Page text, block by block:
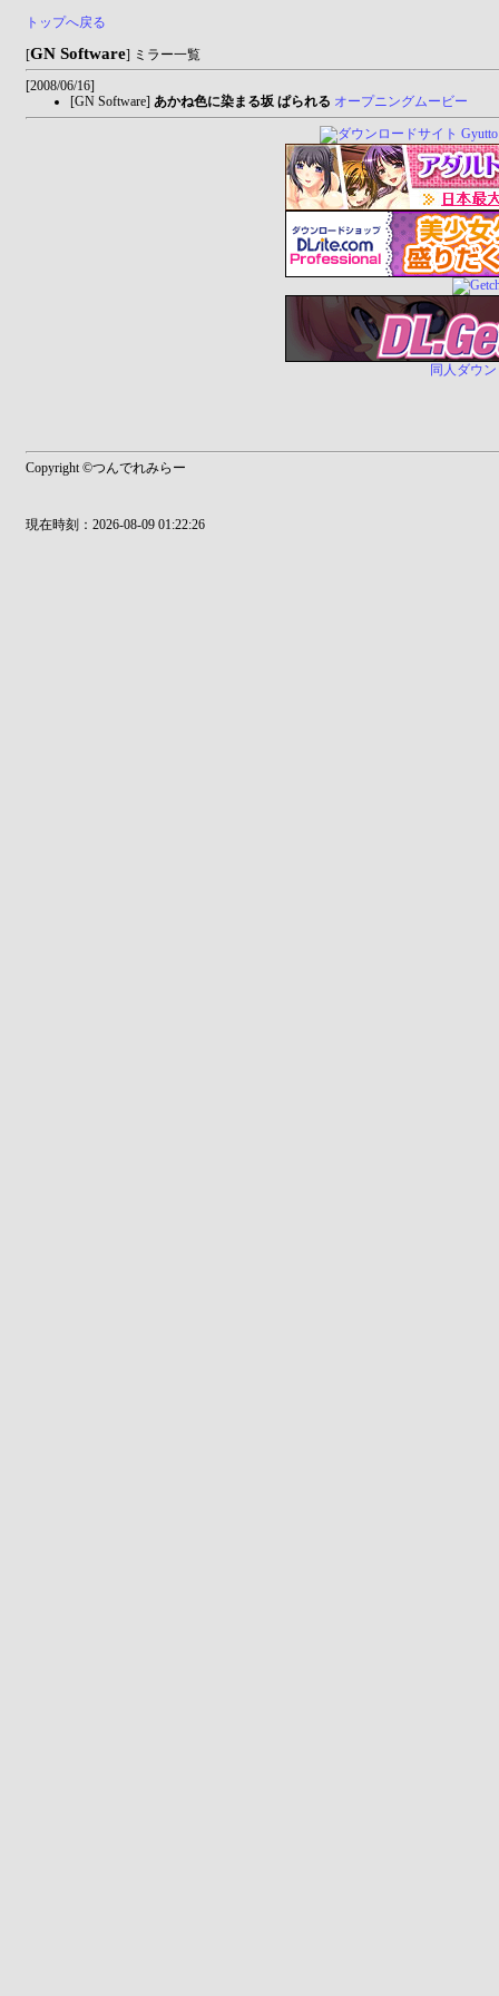
トップへ戻る
[GN Software] ミラー一覧
[2008/06/16]
[GN Software] あかね色に染まる坂 ぱられる オープニングムービー
同人ダウ
Copyright ©つんでれみらー
現在時刻：2026-08-09 01:22:26